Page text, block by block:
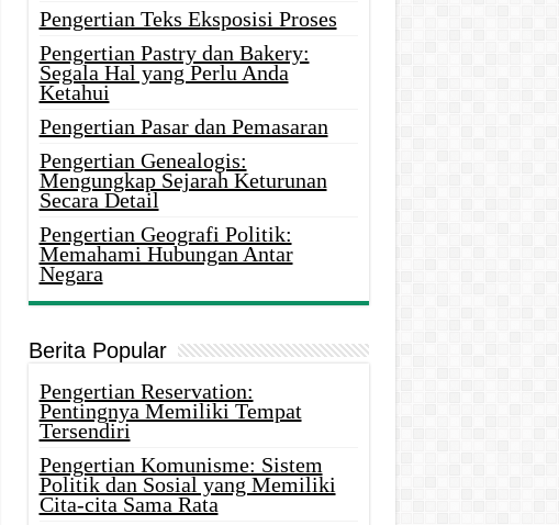
Pengertian Teks Eksposisi Proses
Pengertian Pastry dan Bakery:
Segala Hal yang Perlu Anda
Ketahui
Pengertian Pasar dan Pemasaran
Pengertian Genealogis:
Mengungkap Sejarah Keturunan
Secara Detail
Pengertian Geografi Politik:
Memahami Hubungan Antar
Negara
Berita Popular
Pengertian Reservation:
Pentingnya Memiliki Tempat
Tersendiri
Pengertian Komunisme: Sistem
Politik dan Sosial yang Memiliki
Cita-cita Sama Rata